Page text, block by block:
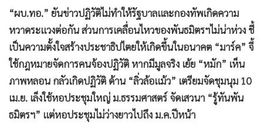
• คอลัมนิสต์
• ละคร
• CbizReview
• Cyber BIZ
• ผู้จัดกวน
• Good health & Well-being
• Green Innovation & SD
“ผบ.ทอ.” ยันข่าวปฏิวัติไม่ทำให้รัฐบาลและกองทัพเกิดความ
หวาดระแวงต่อกัน ส่วนการเคลื่อนไหวของพันธมิตรฯไม่น่าห่วง ชี้
เป็นความตั้งใจสร้างประชาธิปไตยให้เกิดขึ้นในอนาคต “มาร์ค” จี้
ใช้กฎหมายจัดการคนจ้องปฏิวัติ หากมีมูลจริง เย้ย “หมัก” เห็น
ภาพหลอน กลัวเกิดปฏิวัติ ด้าน “ลิ่วล้อแม้ว” เตรียมจัดชุมนุม 10
เม.ย. เล็งใช้หอประชุมใหญ่ ม.ธรรมศาสตร์ จัดเสวนา “รู้ทันพัน
ธมิตรฯ” แต่หอประชุมไม่ว่างยาวไปถึง ม.ค.ปีหน้า